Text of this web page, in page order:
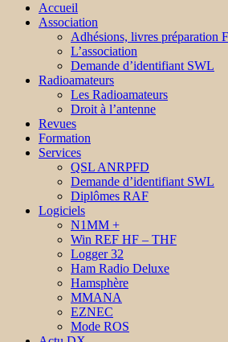
Accueil
Association
Adhésions, livres préparation
L’association
Demande d’identifiant SWL
Radioamateurs
Les Radioamateurs
Droit à l’antenne
Revues
Formation
Services
QSL ANRPFD
Demande d’identifiant SWL
Diplômes RAF
Logiciels
N1MM +
Win REF HF – THF
Logger 32
Ham Radio Deluxe
Hamsphère
MMANA
EZNEC
Mode ROS